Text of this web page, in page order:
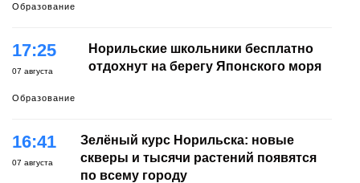
Образование
17:25
07 августа
Образование
Норильские школьники бесплатно
отдохнут на берегу Японского моря
16:41
07 августа
Зелёный курс Норильска: новые
скверы и тысячи растений появятся
по всему городу